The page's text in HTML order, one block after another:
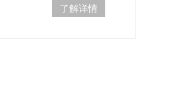
了解详情